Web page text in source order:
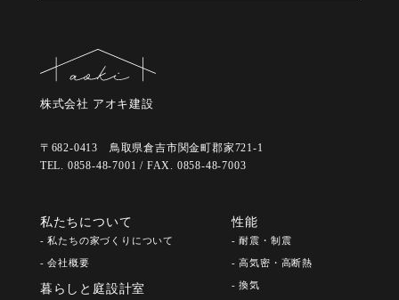
株式会社 アオキ建設
〒682-0413 鳥取県倉吉市関金町郡家721-1
TEL. 0858-48-7001 / FAX. 0858-48-7003
私たちについて
- 私たちの家づくりについて
- 会社概要
暮らしと庭設計室
性能
- 耐震・制震
- 高気密・高断熱
- 換気